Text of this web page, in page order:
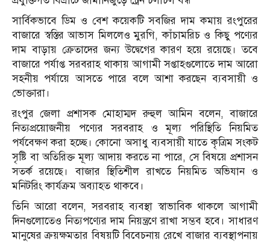
সার্বিকভাবে ডিম ও বেশ কয়েকটি সবজির দাম কমায় রংপুরের
বাজারে স্বস্তির আভাস মিললেও মুরগি, কাঁচামরিচ ও কিছু পণ্যের
দাম বাড়ায় ক্রেতাদের জন্য উদ্বেগের কারণ হয়ে রয়েছে। তবে
বাজারে পর্যাপ্ত সরবরাহ থাকায় আগামী সপ্তাহগুলোতে দাম আরো
সহনীয় পর্যায়ে আসতে পারে বলে আশা করছেন ব্যবসায়ী ও
ভোক্তারা।
রংপুর জেলা প্রশাসক মোহাম্মদ রুহুল আমিন বলেন, বাজারে
নিত্যপ্রয়োজনীয় পণ্যের সরবরাহ ও মূল্য পরিস্থিতি নিয়মিত
পর্যবেক্ষণ করা হচ্ছে। কোনো অসাধু ব্যবসায়ী যাতে কৃত্রিম সংকট
সৃষ্টি বা অতিরিক্ত মূল্য আদায় করতে না পারে, সে বিষয়ে প্রশাসন
সতর্ক রয়েছে। বাজার স্থিতিশীল রাখতে নিয়মিত অভিযান ও
মনিটরিং কার্যক্রম অব্যাহত থাকবে।
তিনি আরো বলেন, সরবরাহ ব্যবস্থা স্বাভাবিক থাকলে আগামী
দিনগুলোতেও নিত্যপণ্যের দাম নিয়ন্ত্রণে রাখা সম্ভব হবে। সাধারণ
মানুষের ক্রয়ক্ষমতার বিষয়টি বিবেচনায় রেখে বাজার ব্যবস্থাপনায়